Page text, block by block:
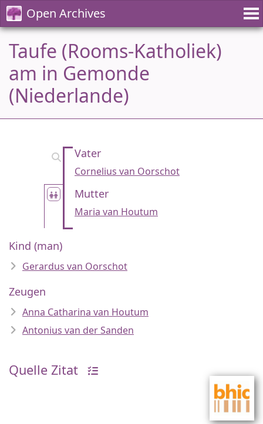
Open Archives
Taufe (Rooms-Katholiek)
am in Gemonde
(Niederlande)
Vater
Cornelius van Oorschot
Mutter
Maria van Houtum
Kind (man)
Gerardus van Oorschot
Zeugen
Anna Catharina van Houtum
Antonius van der Sanden
Quelle Zitat